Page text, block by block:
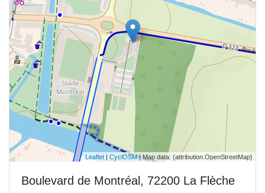
Leaflet |CyclOSM| Map data: {attribution.OpenStreetMap}
Boulevard de Montréal, 72200 La Flèche